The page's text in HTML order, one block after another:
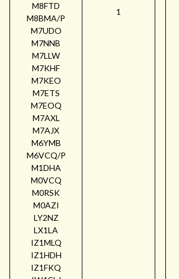
M8FTD
M8BMA/P
M7UDO
M7NNB
M7LLW
M7KHF
M7KEO
M7ETS
M7EOQ
M7AXL
M7AJX
M6YMB
M6VCQ/P
M1DHA
M0VCQ
M0RSK
M0AZI
LY2NZ
LX1LA
IZ1MLQ
IZ1HDH
IZ1FKQ
1